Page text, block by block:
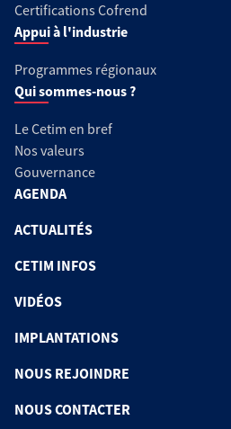
Certifications Cofrend
Appui à l'industrie
Programmes régionaux
Qui sommes-nous ?
Le Cetim en bref
Nos valeurs
Gouvernance
AGENDA
ACTUALITÉS
CETIM INFOS
VIDÉOS
IMPLANTATIONS
NOUS REJOINDRE
NOUS CONTACTER